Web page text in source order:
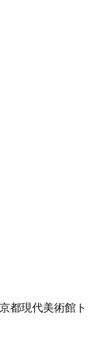
都現代美術館ト